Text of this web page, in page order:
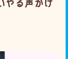
やる声かけ